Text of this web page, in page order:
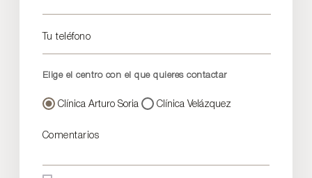
Tu teléfono
Elige el centro con el que quieres contactar
Clínica Arturo Soria Clínica Velázquez
Comentarios